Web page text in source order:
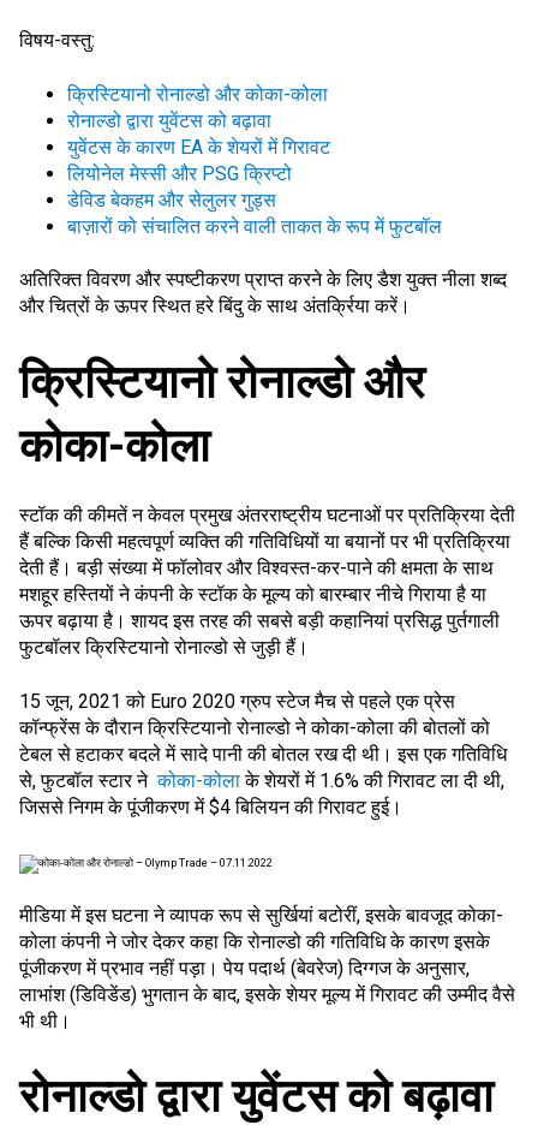
विषय-वस्तु:
क्रिस्टियानो रोनाल्डो और कोका-कोला
रोनाल्डो द्वारा युवेंटस को बढ़ावा
युवेंटस के कारण EA के शेयरों में गिरावट
लियोनेल मेस्सी और PSG क्रिप्टो
डेविड बेकहम और सेलुलर गुड्स
बाज़ारों को संचालित करने वाली ताकत के रूप में फुटबॉल
अतिरिक्त विवरण और स्पष्टीकरण प्राप्त करने के लिएडैश युक्त नीला शब्द
और चित्रों के ऊपर स्थित हरे बिंदुके साथ अंतर्क्रिया करें।
क्रिस्टियानो रोनाल्डो और
कोका-कोला
स्टॉक की कीमतें न केवल प्रमुख अंतरराष्ट्रीय घटनाओं पर प्रतिक्रिया देती
हैं बल्कि किसी महत्वपूर्ण व्यक्ति की गतिविधियों या बयानों पर भी प्रतिक्रिया
देती हैं। बड़ी संख्या में फॉलोवर और विश्वस्त-कर-पाने की क्षमता के साथ
मशहूर हस्तियों ने कंपनी के स्टॉक के मूल्य को बारम्बार नीचे गिराया है या
ऊपर बढ़ाया है। शायद इस तरह की सबसे बड़ी कहानियां प्रसिद्ध पुर्तगाली
फुटबॉलर क्रिस्टियानो रोनाल्डो से जुड़ी हैं।
15 जून, 2021 को Euro 2020 ग्रुप स्टेज मैच से पहले एक प्रेस
कॉन्फ्रेंस के दौरान क्रिस्टियानो रोनाल्डो ने कोका-कोला की बोतलों को
टेबल से हटाकर बदले में सादे पानी की बोतल रख दी थी। इस एक गतिविधि
से, फुटबॉल स्टार ने कोका-कोलाके शेयरों में 1.6% की गिरावट ला दी थी,
जिससे निगम के पूंजीकरण में $4 बिलियन की गिरावट हुई।
मीडिया में इस घटना ने व्यापक रूप से सुर्खियां बटोरीं, इसके बावजूद कोका-
कोला कंपनी ने जोर देकर कहा कि रोनाल्डो की गतिविधि के कारण इसके
पूंजीकरण में प्रभाव नहीं पड़ा। पेय पदार्थ (बेवरेज) दिग्गज के अनुसार,
लाभांश (डिविडेंड) भुगतान के बाद, इसके शेयर मूल्य में गिरावट की उम्मीद वैसे
भी थी।
रोनाल्डो द्वारा युवेंटस को बढ़ावा